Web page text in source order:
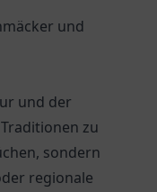
und
und der
zu
sondern
regionale